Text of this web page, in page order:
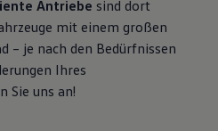
Antriebe sind dort
mit einem großen
– je nach den Bedürfnissen
Ihres
Sie uns an!